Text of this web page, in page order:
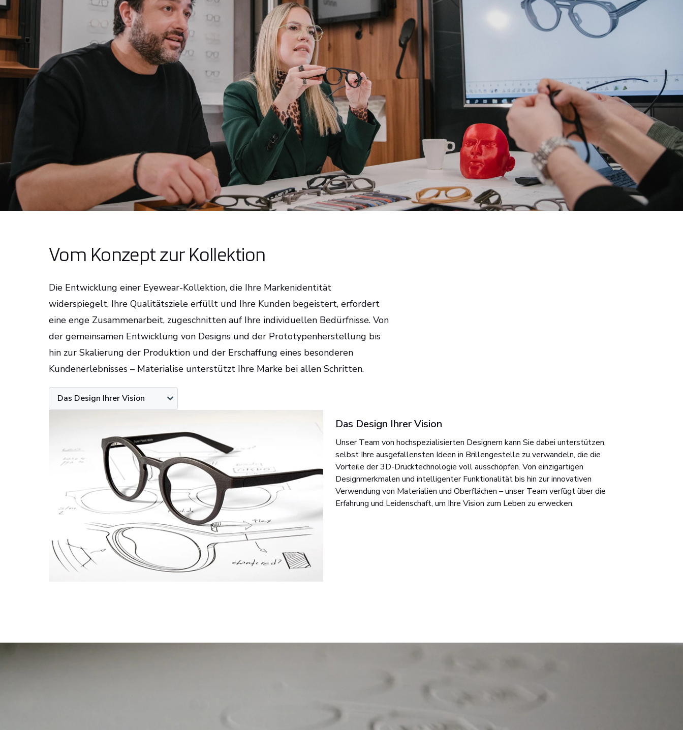
Vom Konzept zur Kollektion
Die Entwicklung einer Eyewear-Kollektion, die Ihre Markenidentität
widerspiegelt, Ihre Qualitätsziele erfüllt und Ihre Kunden begeistert, erfordert
eine enge Zusammenarbeit, zugeschnitten auf Ihre individuellen Bedürfnisse. Von
der gemeinsamen Entwicklung von Designs und der Prototypenherstellung bis
hin zur Skalierung der Produktion und der Erschaffung eines besonderen
Kundenerlebnisses – Materialise unterstützt Ihre Marke bei allen Schritten.
Das Design Ihrer Vision
Das Design Ihrer Vision
Unser Team von hochspezialisierten Designern kann Sie dabei unterstützen,
selbst Ihre ausgefallensten Ideen in Brillengestelle zu verwandeln, die die
Vorteile der 3D-Drucktechnologie voll ausschöpfen. Von einzigartigen
Designmerkmalen und intelligenter Funktionalität bis hin zur innovativen
Verwendung von Materialien und Oberflächen – unser Team verfügt über die
Erfahrung und Leidenschaft, um Ihre Vision zum Leben zu erwecken.